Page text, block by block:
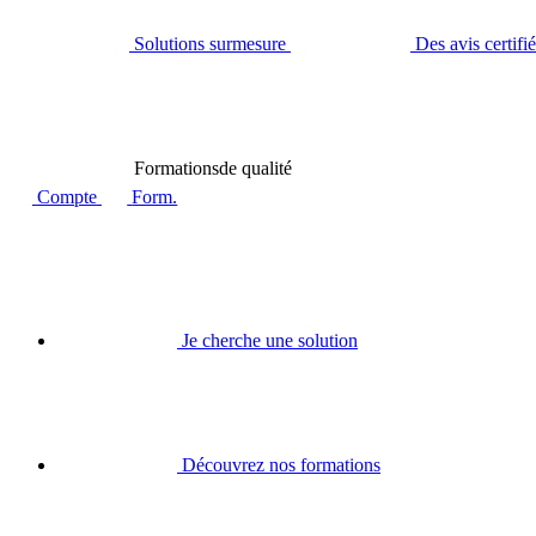
Solutions surmesure Des avis
Formationsde qualité
Compte
Form.
Je cherche une solution
Découvrez nos formations